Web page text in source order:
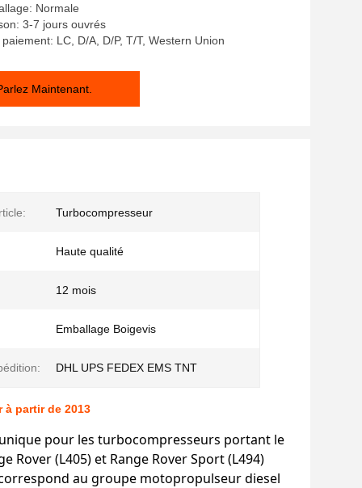
Normale
3-7 jours ouvrés
LC, D/A, D/P, T/T, Western Union
Maintenant.
Turbocompresseur
Haute qualité
12 mois
Emballage Boigevis
DHL UPS FEDEX EMS TNT
à partir de 2013
pour les turbocompresseurs portant le
Rover (L405) et Range Rover Sport (L494)
au groupe motopropulseur diesel